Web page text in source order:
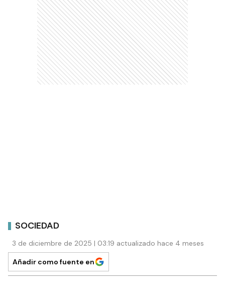
SOCIEDAD
3 de diciembre de 2025 | 03:19 actualizado hace 4 meses
Añadir como fuente en